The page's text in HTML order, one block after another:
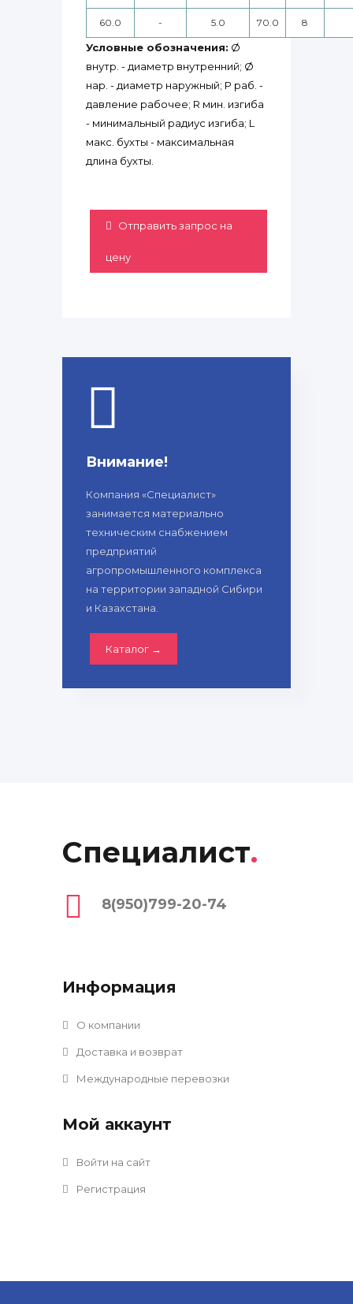
60.0 - 5.0 70.0 8
Условные обозначения: Ø
внутр. - диаметр внутренний; Ø
нар. - диаметр наружный; P раб. -
давление рабочее; R мин. изгиба
- минимальный радиус изгиба; L
макс. бухты - максимальная
длина бухты.
Отправить запрос на
цену
Внимание!
Компания «Специалист»
занимается материально
техническим снабжением
предприятий
агропромышленного комплекса
на территории западной Сибири
и Казахстана.
Каталог →
Специалист.
8(950)799-20-74
Информация
О компании
Доставка и возврат
Международные перевозки
Мой аккаунт
Войти на сайт
Регистрация